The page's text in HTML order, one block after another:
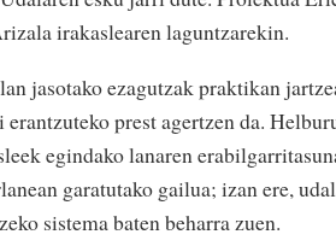
irakaslearen laguntzarekin.
jasotako ezagutzak praktikan
prest agertzen da.
egindako lanaren
garatutako gailua; izan ere,
sistema baten beharra zuen.